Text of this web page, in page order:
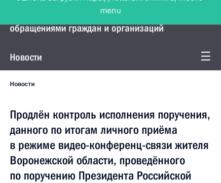
Управление Президента по работе с
обращениями граждан и организаций
Новости
Новости
Продлён контроль исполнения поручения,
данного по итогам личного приёма
в режиме видео-конференц-связи жителя
Воронежской области, проведённого
по поручению Президента Российской
menu